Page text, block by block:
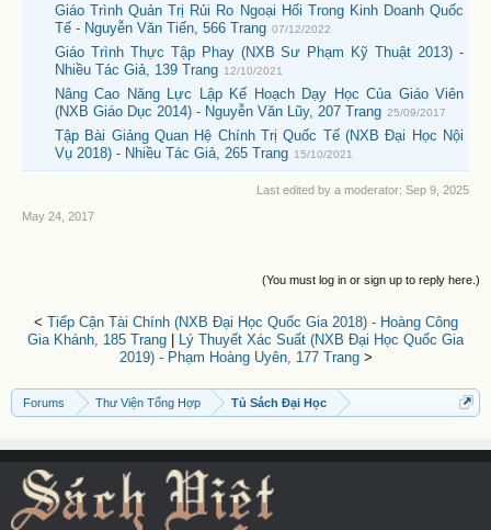
Giáo Trình Quản Trị Rủi Ro Ngoại Hối Trong Kinh Doanh Quốc
Tế - Nguyễn Văn Tiến, 566 Trang 07/12/2022
Giáo Trình Thực Tập Phay (NXB Sư Phạm Kỹ Thuật 2013) -
Nhiều Tác Giả, 139 Trang 12/10/2021
Nâng Cao Năng Lực Lập Kế Hoạch Dạy Học Của Giáo Viên
(NXB Giáo Dục 2014) - Nguyễn Văn Lũy, 207 Trang 25/09/2017
Tập Bài Giảng Quan Hệ Chính Trị Quốc Tế (NXB Đại Học Nội
Vụ 2018) - Nhiều Tác Giả, 265 Trang 15/10/2021
Last edited by a moderator: Sep 9, 2025
May 24, 2017
(You must log in or sign up to reply here.)
< Tiếp Cận Tài Chính (NXB Đại Học Quốc Gia 2018) - Hoàng Công
Gia Khánh, 185 Trang
Lý Thuyết Xác Suất (NXB Đại Học Quốc Gia
2019) - Phạm Hoàng Uyên, 177 Trang>
Forums Thư Viện Tổng Hợp Tủ Sách Đại Học